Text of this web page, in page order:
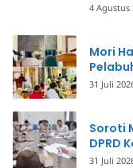
4 Agustus
Mori
31 Juli
Soroti
DPRD
Perda
31 Juli